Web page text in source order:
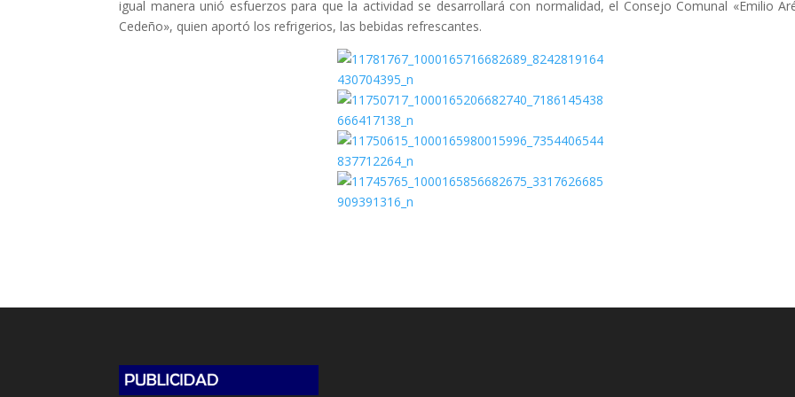
igual manera unió esfuerzos para que la actividad se desarrollará con normalidad, el Consejo Comunal «Emilio
Cedeño», quien aportó los refrigerios, las bebidas refrescantes.